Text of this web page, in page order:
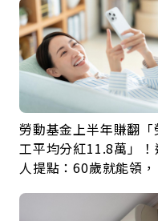
勞動基金上半年賺翻「
工平均分紅11.8萬」！
人提點：60歲就能領，